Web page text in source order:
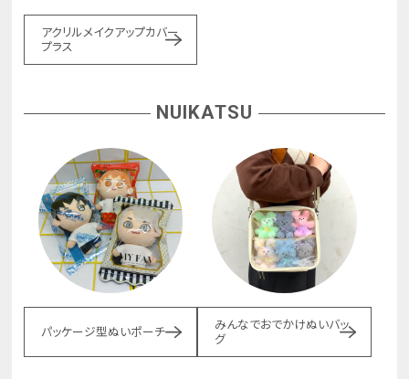
アクリルメイクアップカバー
プラス
NUIKATSU
パッケージ型ぬいポーチ
みんなでおでかけぬいバッ
グ